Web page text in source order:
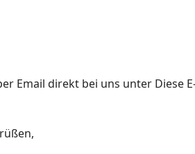
Email direkt bei uns unter Diese